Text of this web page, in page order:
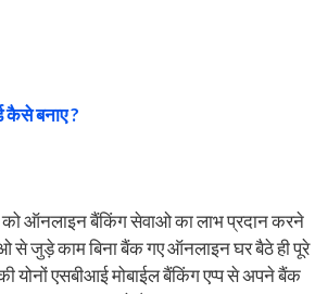
कैसे बनाए ?
ऑनलाइन बैंकिंग सेवाओ का लाभ प्रदान करने
से जुड़े काम बिना बैंक गए ऑनलाइन घर बैठे ही पूरे
योनों एसबीआई मोबाईल बैंकिंग एप्प से अपने बैंक